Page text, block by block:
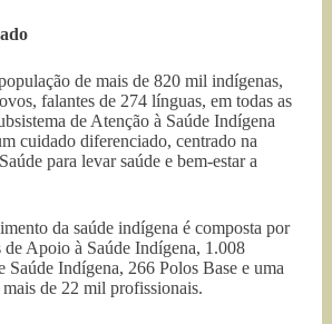
de mais de 820 mil indígenas,
falantes de 274 línguas, em todas as
de Atenção à Saúde Indígena
cuidado diferenciado, centrado na
para levar saúde e bem-estar a
da saúde indígena é composta por
Apoio à Saúde Indígena, 1.008
Saúde Indígena, 266 Polos Base e uma
de 22 mil profissionais.